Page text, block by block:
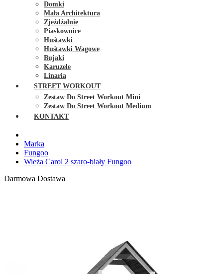
Domki
Mała Architektura
Zjeżdżalnie
Piaskownice
Huśtawki
Huśtawki Wagowe
Bujaki
Karuzele
Linaria
STREET WORKOUT
Zestaw Do Street Workout Mini
Zestaw Do Street Workout Medium
KONTAKT
Marka
Fungoo
Wieża Carol 2 szaro-biały Fungoo
Darmowa Dostawa